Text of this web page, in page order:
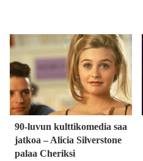
90-luvun kulttikomedia saa
jatkoa – Alicia Silverstone
palaa Cheriksi